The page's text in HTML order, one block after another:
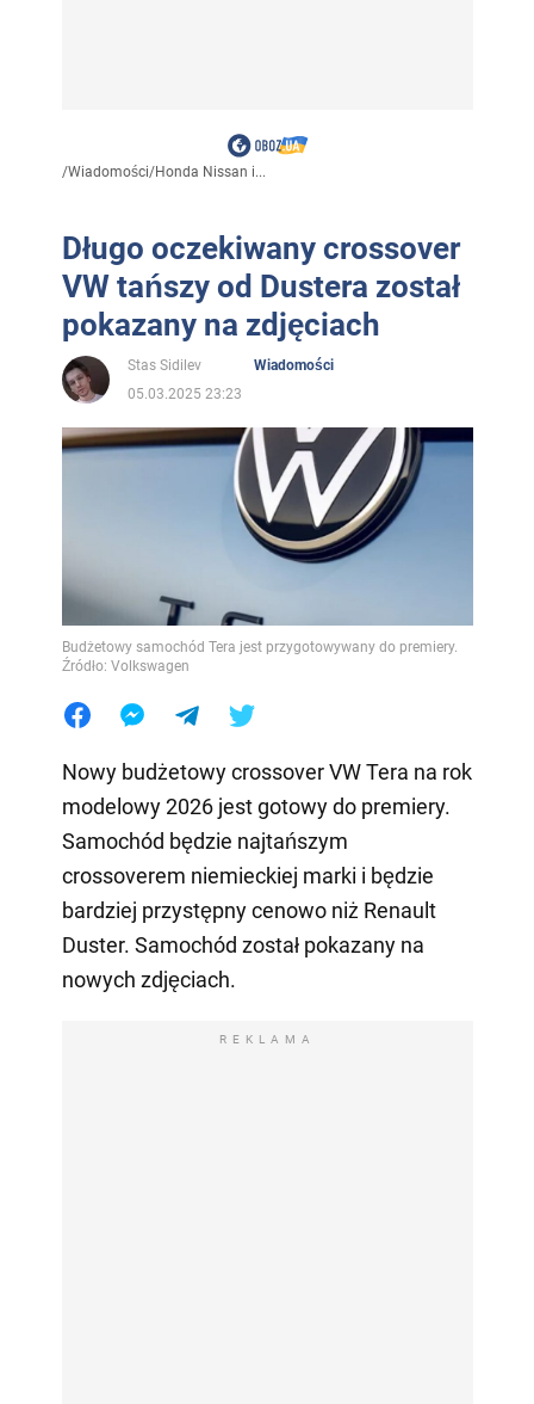
/Wiadomości/Honda Nissan i...
Długo oczekiwany crossover
VW tańszy od Dustera został
pokazany na zdjęciach
Stas Sidilev
Wiadomości
05.03.2025 23:23
Budżetowy samochód Tera jest przygotowywany do premiery.
Źródło: Volkswagen
Nowy budżetowy crossover VW Tera na rok
modelowy 2026 jest gotowy do premiery.
Samochód będzie najtańszym
crossoverem niemieckiej marki i będzie
bardziej przystępny cenowo niż Renault
Duster. Samochód został pokazany na
nowych zdjęciach.
REKLAMA